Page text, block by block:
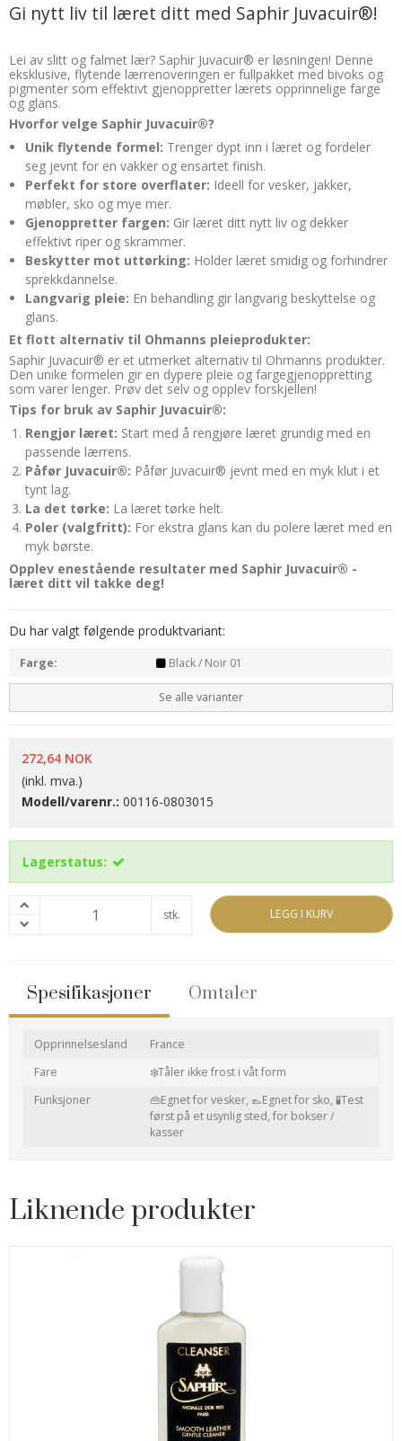
Gi nytt liv til læret ditt med Saphir Juvacuir®!
Lei av slitt og falmet lær? Saphir Juvacuir® er løsningen! Denne
eksklusive, flytende lærrenoveringen er fullpakket med bivoks og
pigmenter som effektivt gjenoppretter lærets opprinnelige farge
og glans.
Hvorfor velge Saphir Juvacuir®?
Unik flytende formel: Trenger dypt inn i læret og fordeler
seg jevnt for en vakker og ensartet finish.
Perfekt for store overflater: Ideell for vesker, jakker,
møbler, sko og mye mer.
Gjenoppretter fargen: Gir læret ditt nytt liv og dekker
effektivt riper og skrammer.
Beskytter mot uttørking: Holder læret smidig og forhindrer
sprekkdannelse.
Langvarig pleie: En behandling gir langvarig beskyttelse og
glans.
Et flott alternativ til Ohmanns pleieprodukter:
Saphir Juvacuir® er et utmerket alternativ til Ohmanns produkter.
Den unike formelen gir en dypere pleie og fargegjenoppretting
som varer lenger. Prøv det selv og opplev forskjellen!
Tips for bruk av Saphir Juvacuir®:
Rengjør læret: Start med å rengjøre læret grundig med en
passende lærrens.
Påfør Juvacuir®: Påfør Juvacuir® jevnt med en myk klut i et
tynt lag.
La det tørke: La læret tørke helt.
Poler (valgfritt): For ekstra glans kan du polere læret med en
myk børste.
Opplev enestående resultater med Saphir Juvacuir® -
læret ditt vil takke deg!
Du har valgt følgende produktvariant:
Farge: Black / Noir 01
Se alle varianter
272,64 NOK
(inkl. mva.)
Modell/varenr.: 00116-0803015
Lagerstatus:
stk. LEGG I KURV
Spesifikasjoner Omtaler
Opprinnelsesland
France
Fare
❄️Tåler ikke frost i våt form
Funksjoner
👜Egnet for vesker, 👞Egnet for sko,🧪Test
først på et usynlig sted,for bokser /
kasser
Liknende produkter